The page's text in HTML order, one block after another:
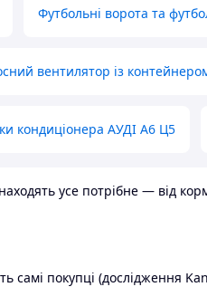
Футбольні ворота та
вентилятор із
кондиціонера АУДІ А6 Ц5
усе потрібне — від
покупці (дослідження